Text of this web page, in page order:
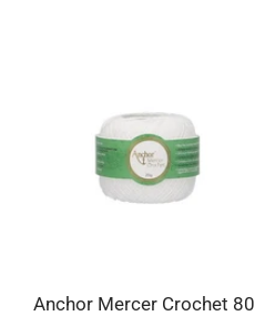
Anchor Mercer Crochet 80